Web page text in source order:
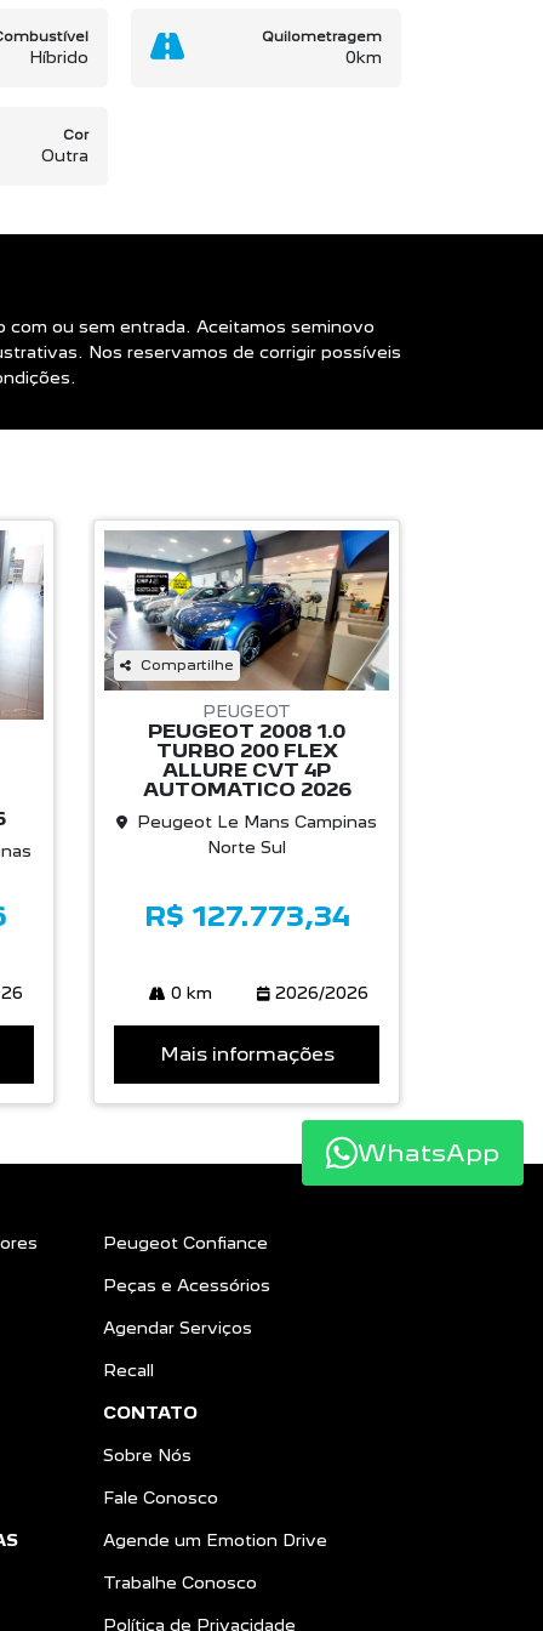
Híbrido
Quilometragem
0km
Cor
Outra
com ou sem entrada. Aceitamos seminovo
Nos reservamos de corrigir possíveis
Compartilhe
PEUGEOT
PEUGEOT 2008 1.0
TURBO 200 FLEX
ALLURE CVT 4P
AUTOMATICO 2026
Peugeot Le Mans Campinas
Norte Sul
R$ 127.773,34
0 km 2026/2026
Mais informações
Peugeot Confiance
Peças e Acessórios
Agendar Serviços
Recall
CONTATO
Sobre Nós
Fale Conosco
Agende um Emotion Drive
Trabalhe Conosco
Política de Privacidade
WhatsApp